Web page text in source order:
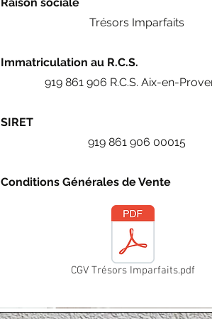
Trésors Imparfaits
Immatriculation au R.C.S.
919 861 906 R.C.S. Aix-en-
SIRET
919 861 906 00015
Conditions Générales de Vente
CGV Trésors Imparfaits.pdf